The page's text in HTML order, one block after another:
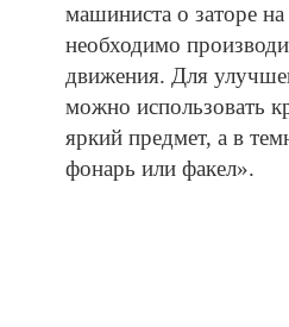
машиниста о заторе
необходимо
движения. Для
можно использовать
яркий предмет, а в
фонарь или факел».